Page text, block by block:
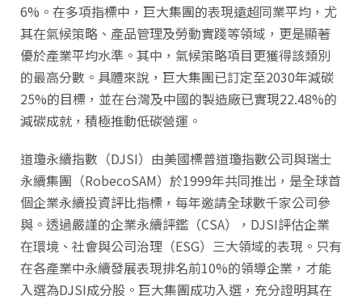
6%。在多項指標中，巨大集團的表現遠超同業平均，尤
其在氣候策略、產品管理及勞動實踐等領域，更是顯著
優於產業平均水準。其中，氣候策略項目更獲得該類別
的最高分數。具體來說，巨大集團已訂定至2030年減碳
25%的目標，並在台灣及中國的製造廠已實現22.48%的
減碳成就，積極推動低碳營運。
道瓊永續指數（DJSI）由美國標普道瓊指數公司與瑞士
永續集團（RobecoSAM）於1999年共同推出，是全球首
個企業永續投資評比指標，每年邀請全球數千家公司參
與。透過嚴謹的企業永續評鑑（CSA），DJSI評估企業
在環境、社會與公司治理（ESG）三大領域的表現。只有
在各產業中永續發展表現排名前10%的領導企業，才能
入選為DJSI成分股。巨大集團成功入選，充分證明其在